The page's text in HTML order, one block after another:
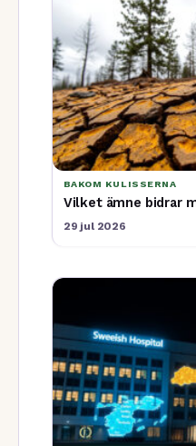
BAKOM KULISSERNA
Vilket ämne bidrar
29 jul 2026